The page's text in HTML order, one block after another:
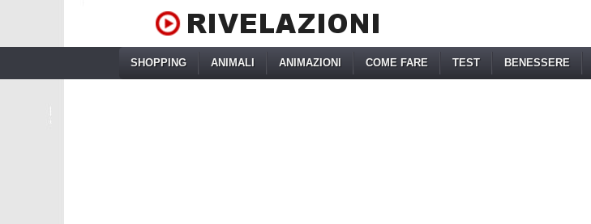
SHOPPING ANIMALI ANIMAZIONI COME FARE TEST BENESSERE